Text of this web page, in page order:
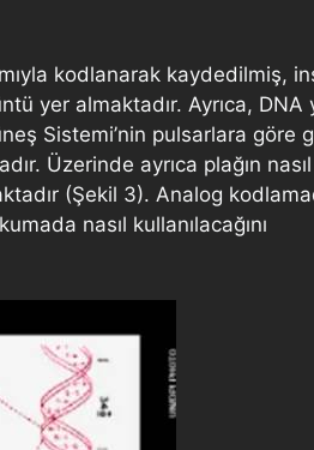
kodlanarak kaydedilmiş,
yer almaktadır. Ayrıca, DNA
Sistemi’nin pulsarlara göre
Üzerinde ayrıca plağın nasıl
(Şekil 3). Analog
nasıl kullanılacağını